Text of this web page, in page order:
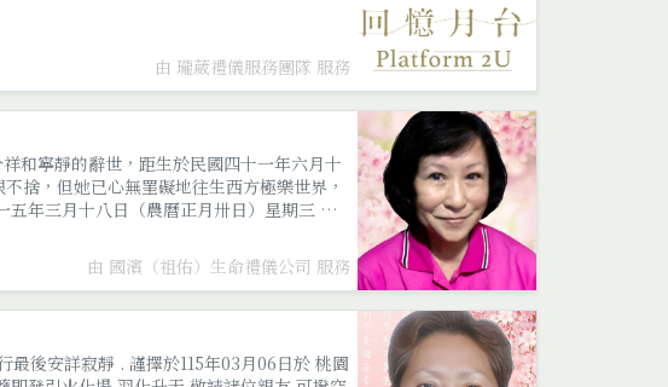
由 瓏葳禮儀服務團隊 服務
和寧靜的辭世，距生於民國四十一年六月十
捨，但她已心無罣礙地往生西方極樂世界，
年三月十八日（農曆正月卅日）星期三 上
由 國濱（祖佑）生命禮儀公司 服務
最後安詳寂靜 . 謹擇於115年03月06日於 桃園